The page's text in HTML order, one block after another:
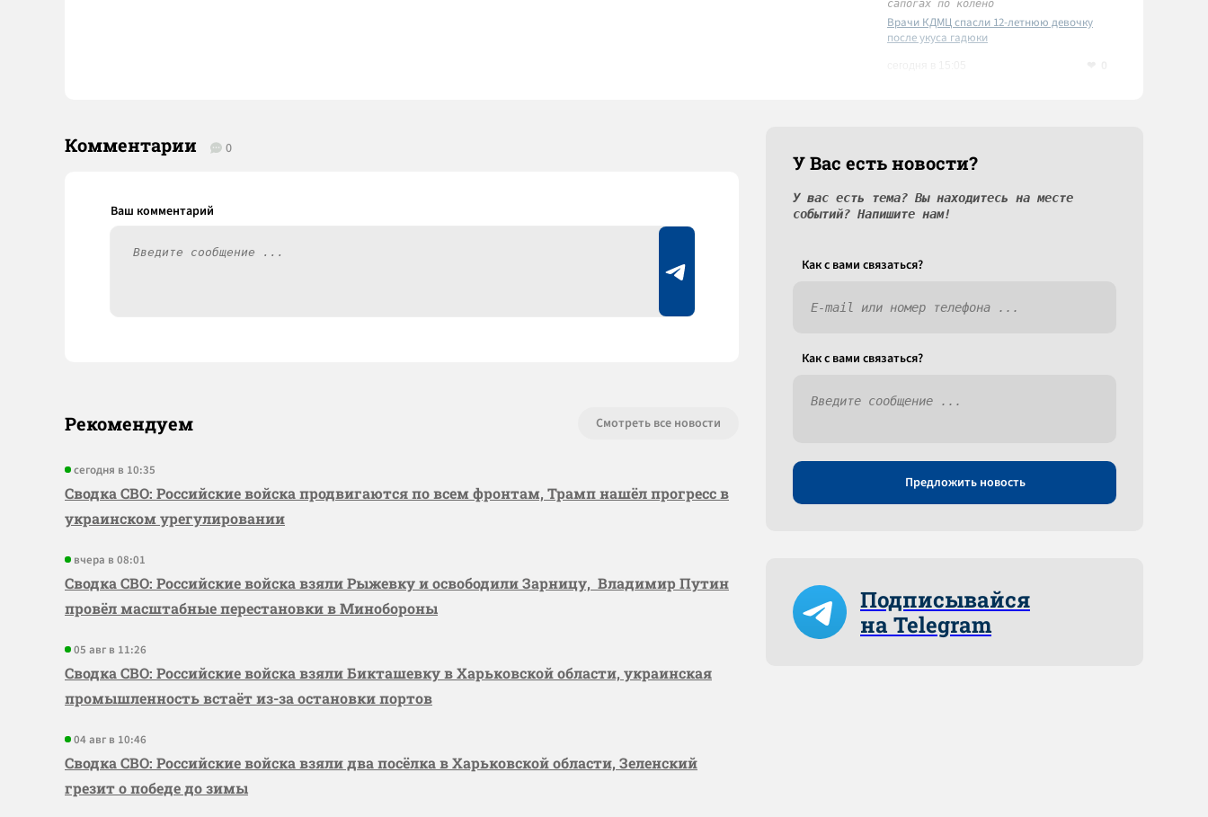
сапогах по колено
Врачи КДМЦ спасли 12-летнюю девочку
после укуса гадюки
Комментарии 0
Рекомендуем Смотреть все новости
сегодня в 10:35
Сводка СВО: Российские войска продвигаются по всем фронтам, Трамп нашёл прогресс в
украинском урегулировании
вчера в 08:01
Сводка СВО: Российские войска взяли Рыжевку и освободили Зарницу, Владимир Путин
провёл масштабные перестановки в Минобороны
05 авг в 11:26
Сводка СВО: Российские войска взяли Бикташевку в Харьковской области, украинская
промышленность встаёт из-за остановки портов
04 авг в 10:46
Сводка СВО: Российские войска взяли два посёлка в Харьковской области, Зеленский
грезит о победе до зимы
У Вас есть новости?
У вас есть тема? Вы находитесь на месте
событий? Напишите нам!
Как c вами связаться?
Как c вами связаться?
Предложить новость
Подписывайся
на Telegram